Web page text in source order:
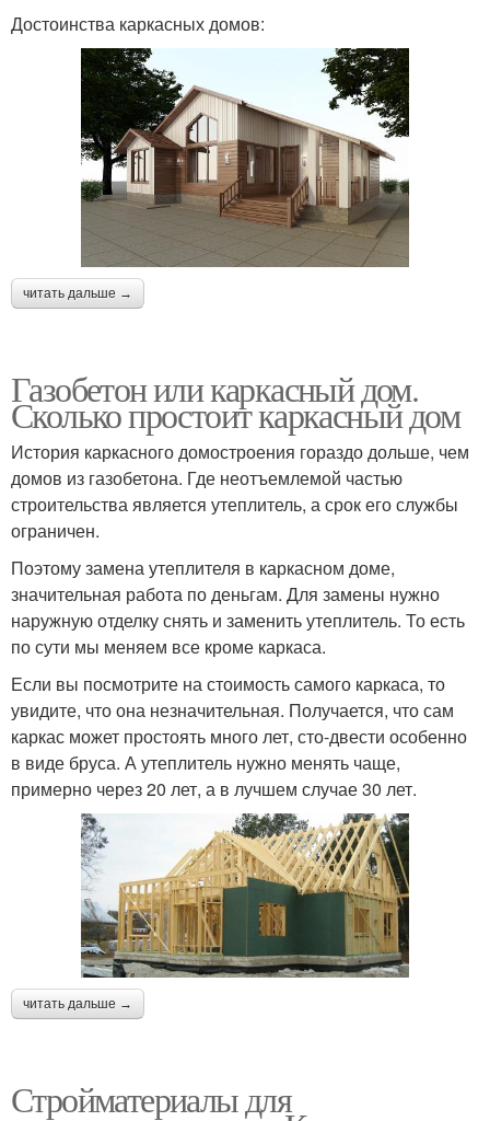
Достоинства каркасных домов:
читать дальше →
Газобетон или каркасный дом.
Сколько простоит каркасный дом
История каркасного домостроения гораздо дольше, чем
домов из газобетона. Где неотъемлемой частью
строительства является утеплитель, а срок его службы
ограничен.
Поэтому замена утеплителя в каркасном доме,
значительная работа по деньгам. Для замены нужно
наружную отделку снять и заменить утеплитель. То есть
по сути мы меняем все кроме каркаса.
Если вы посмотрите на стоимость самого каркаса, то
увидите, что она незначительная. Получается, что сам
каркас может простоять много лет, сто-двести особенно
в виде бруса. А утеплитель нужно менять чаще,
примерно через 20 лет, а в лучшем случае 30 лет.
читать дальше →
Стройматериалы для